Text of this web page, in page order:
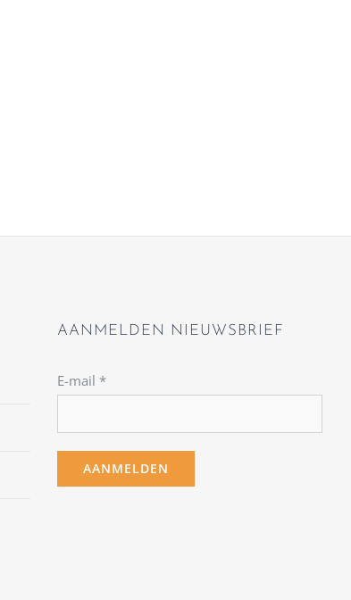
AANMELDEN NIEUWSBRIEF
E-mail *